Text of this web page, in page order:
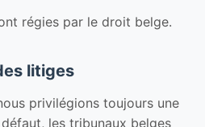
régies par le droit belge.
litiges
privilégions toujours une
les tribunaux belges